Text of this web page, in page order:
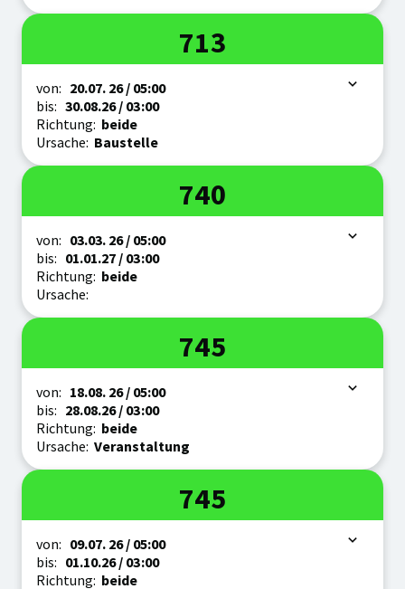
Linie
713
Zeitraum
von: 20.07. 26/ 05:00
bis: 30.08.26/ 03:00
Richtung: beide
Ursache: Baustelle
Linie
740
Zeitraum
von: 03.03. 26/ 05:00
bis: 01.01.27 / 03:00
Richtung: beide
Ursache:
Linie
745
Zeitraum
von: 18.08. 26/ 05:00
bis: 28.08.26/ 03:00
Richtung: beide
Ursache: Veranstaltung
Linie
745
Zeitraum
von: 09.07. 26/ 05:00
bis: 01.10.26/ 03:00
Richtung: beide